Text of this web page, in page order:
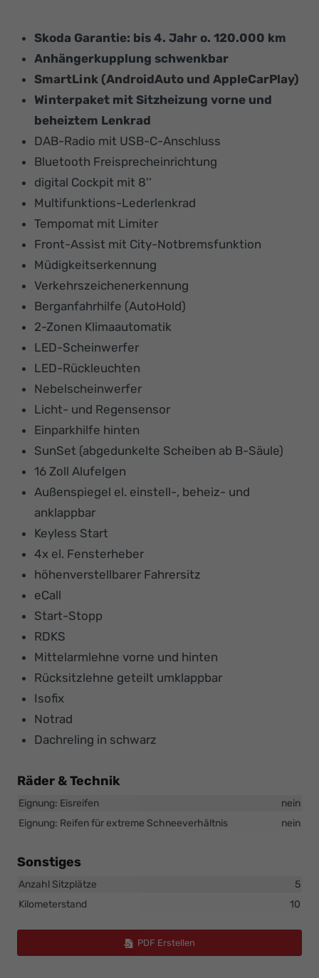
Skoda Garantie: bis 4. Jahr o. 120.000 km
Anhängerkupplung schwenkbar
SmartLink (AndroidAuto und AppleCarPlay)
Winterpaket mit Sitzheizung vorne und
beheiztem Lenkrad
DAB-Radio mit USB-C-Anschluss
Bluetooth Freisprecheinrichtung
digital Cockpit mit 8''
Multifunktions-Lederlenkrad
Tempomat mit Limiter
Front-Assist mit City-Notbremsfunktion
Müdigkeitserkennung
Verkehrszeichenerkennung
Berganfahrhilfe (AutoHold)
2-Zonen Klimaautomatik
LED-Scheinwerfer
LED-Rückleuchten
Nebelscheinwerfer
Licht- und Regensensor
Einparkhilfe hinten
SunSet (abgedunkelte Scheiben ab B-Säule)
16 Zoll Alufelgen
Außenspiegel el. einstell-, beheiz- und
anklappbar
Keyless Start
4x el. Fensterheber
höhenverstellbarer Fahrersitz
eCall
Start-Stopp
RDKS
Mittelarmlehne vorne und hinten
Rücksitzlehne geteilt umklappbar
Isofix
Notrad
Dachreling in schwarz
Räder & Technik
Eignung: Eisreifen
nein
Eignung: Reifen für extreme Schneeverhältnis
nein
Sonstiges
Anzahl Sitzplätze
5
Kilometerstand
10
PDF Erstellen